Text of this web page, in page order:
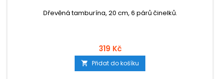
Dřevěná tamburína, 20 cm, 6 párů činelků.
319 Kč
 Přidat do košíku